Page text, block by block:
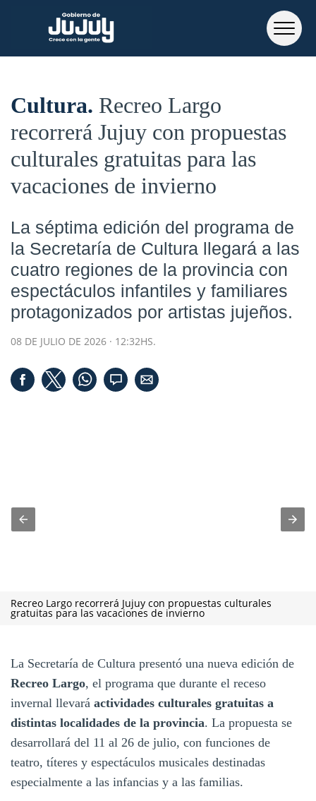
Cultura Recreo Largo
recorrerá Jujuy con propuestas
culturales gratuitas para las
vacaciones de invierno
La séptima edición del programa de
la Secretaría de Cultura llegará a las
cuatro regiones de la provincia con
espectáculos infantiles y familiares
protagonizados por artistas jujeños.
08 DE JULIO DE 2026 · 12:32HS.
Recreo Largo recorrerá Jujuy con propuestas culturales
gratuitas para las vacaciones de invierno
La Secretaría de Cultura presentó una nueva edición de
Recreo Largo, el programa que durante el receso
invernal llevará actividades culturales gratuitas a
distintas localidades de la provincia. La propuesta se
desarrollará del 11 al 26 de julio, con funciones de
teatro, títeres y espectáculos musicales destinadas
especialmente a las infancias y a las familias.